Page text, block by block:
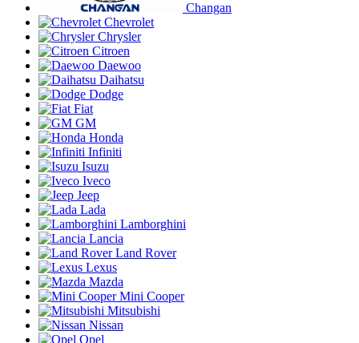
Changan
Chevrolet
Chrysler
Citroen
Daewoo
Daihatsu
Dodge
Fiat
GM
Honda
Infiniti
Isuzu
Iveco
Jeep
Lada
Lamborghini
Lancia
Land Rover
Lexus
Mazda
Mini Cooper
Mitsubishi
Nissan
Opel